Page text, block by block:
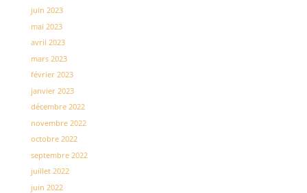
juin 2023
mai 2023
avril 2023
mars 2023
février 2023
janvier 2023
décembre 2022
novembre 2022
octobre 2022
septembre 2022
juillet 2022
juin 2022